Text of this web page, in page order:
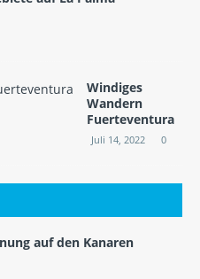
Windiges
Wandern
Fuerteventura
Juli 14, 2022 0
auf den Kanaren